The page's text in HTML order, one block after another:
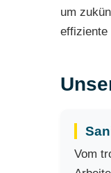
um
effiziente
Vom